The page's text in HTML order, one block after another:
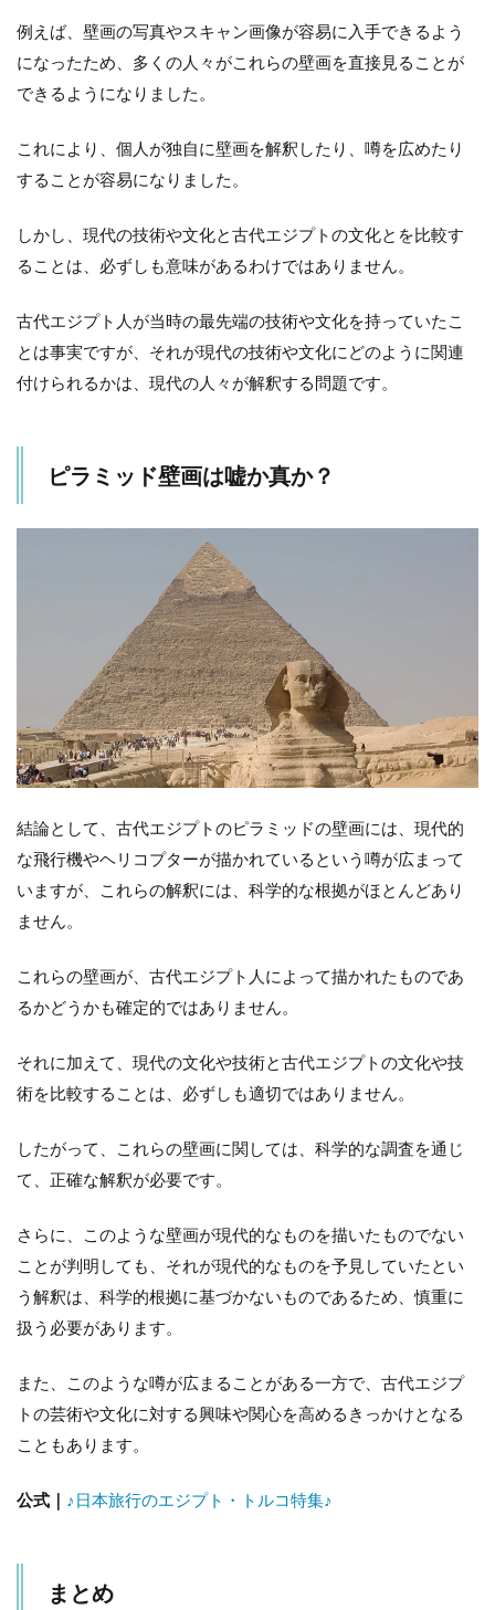
例えば、壁画の写真やスキャン画像が容易に入手できるよう
になったため、多くの人々がこれらの壁画を直接見ることが
できるようになりました。
これにより、個人が独自に壁画を解釈したり、噂を広めたり
することが容易になりました。
しかし、現代の技術や文化と古代エジプトの文化とを比較す
ることは、必ずしも意味があるわけではありません。
古代エジプト人が当時の最先端の技術や文化を持っていたこ
とは事実ですが、それが現代の技術や文化にどのように関連
付けられるかは、現代の人々が解釈する問題です。
ピラミッド壁画は嘘か真か？
結論として、古代エジプトのピラミッドの壁画には、現代的
な飛行機やヘリコプターが描かれているという噂が広まって
いますが、これらの解釈には、科学的な根拠がほとんどあり
ません。
これらの壁画が、古代エジプト人によって描かれたものであ
るかどうかも確定的ではありません。
それに加えて、現代の文化や技術と古代エジプトの文化や技
術を比較することは、必ずしも適切ではありません。
したがって、これらの壁画に関しては、科学的な調査を通じ
て、正確な解釈が必要です。
さらに、このような壁画が現代的なものを描いたものでない
ことが判明しても、それが現代的なものを予見していたとい
う解釈は、科学的根拠に基づかないものであるため、慎重に
扱う必要があります。
また、このような噂が広まることがある一方で、古代エジプ
トの芸術や文化に対する興味や関心を高めるきっかけとなる
こともあります。
公式｜ ♪日本旅行のエジプト・トルコ特集♪
まとめ